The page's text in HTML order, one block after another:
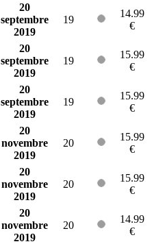
20
septembre
2019
19
14.99
€
20
septembre
2019
19
15.99
€
20
septembre
2019
19
15.99
€
20
novembre
2019
20
15.99
€
20
novembre
2019
20
15.99
€
20
novembre
2019
20
14.99
€